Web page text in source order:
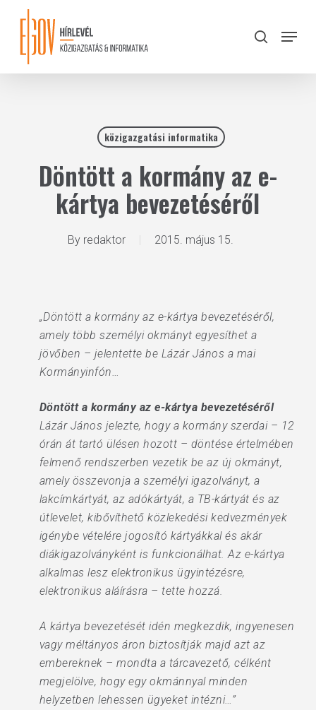
content
search
Menu
közigazgatási informatika
Döntött a kormány az e-
kártya bevezetéséről
By redaktor 2015. május 15.
„Döntött a kormány az e-kártya bevezetéséről,
amely több személyi okmányt egyesíthet a
jövőben – jelentette be Lázár János a mai
Kormányinfón…
Döntött a kormány az e-kártya bevezetéséről
Lázár János jelezte, hogy a kormány szerdai – 12
órán át tartó ülésen hozott – döntése értelmében
felmenő rendszerben vezetik be az új okmányt,
amely összevonja a személyi igazolványt, a
lakcímkártyát, az adókártyát, a TB-kártyát és az
útlevelet, kibővíthető közlekedési kedvezmények
igénybe vételére jogosító kártyákkal és akár
diákigazolványként is funkcionálhat. Az e-kártya
alkalmas lesz elektronikus ügyintézésre,
elektronikus aláírásra – tette hozzá.
A kártya bevezetését idén megkezdik, ingyenesen
vagy méltányos áron biztosítják majd azt az
embereknek – mondta a tárcavezető, célként
megjelölve, hogy egy okmánnyal minden
helyzetben lehessen ügyeket intézni…”
Close